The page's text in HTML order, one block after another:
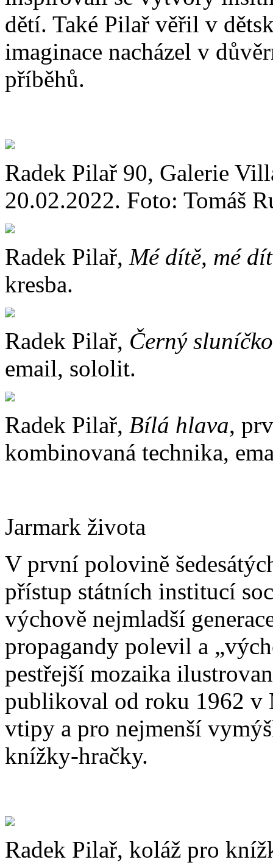
dětí. Také Pilař věřil v
imaginace nacházel v
příběhů.
Radek Pilař 90, Galerie
20.02.2022. Foto: Tomáš
Radek Pilař, Mé dítě, mé
kresba.
Radek Pilař, Černý sluníčko
email, sololit.
Radek Pilař, Bílá hlava,
kombinovaná technika,
Jarmark života
V první polovině
přístup státních institucí
výchově nejmladší
propagandy polevil a
pestřejší mozaika
publikoval od roku 1962 v
vtipy a pro nejmenší
knížky-hračky.
Radek Pilař, koláž pro